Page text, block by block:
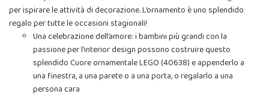
per ispirare le attività di decorazione. L’ornamento è uno splendido
regalo per tutte le occasioni stagionali!
Una celebrazione dell’amore: i bambini più grandi con la
passione per l’interior design possono costruire questo
splendido Cuore ornamentale LEGO (40638) e appenderlo a
una finestra, a una parete o a una porta, o regalarlo a una
persona cara